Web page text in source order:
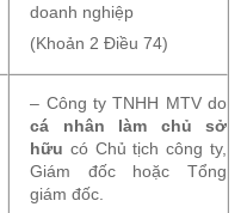
doanh nghiệp
(Khoản 2 Điều 74)
– Công ty TNHH MTV do
cá nhân làm chủ sở
hữu có Chủ tịch công ty,
Giám đốc hoặc Tổng
giám đốc.